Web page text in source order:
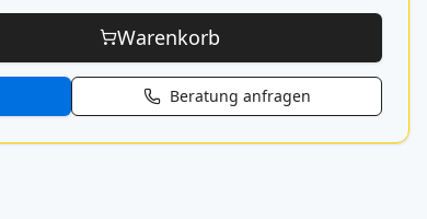
Warenkorb
Beratung anfragen